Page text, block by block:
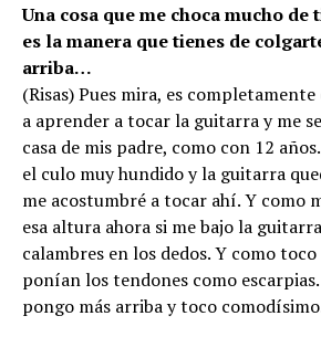
Una cosa que me choca mucho de
es la manera que tienes de
arriba…
(Risas) Pues mira, es completamente
a aprender a tocar la guitarra y me
casa de mis padre, como con 12
el culo muy hundido y la guitarra
me acostumbré a tocar ahí. Y como
esa altura ahora si me bajo la
calambres en los dedos. Y como
ponían los tendones como
pongo más arriba y toco